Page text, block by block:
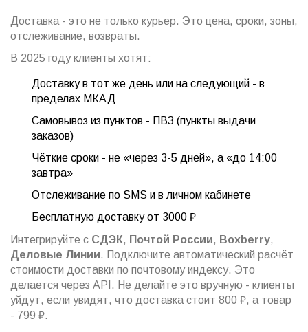
Доставка - это не только курьер. Это цена, сроки, зоны,
отслеживание, возвраты.
В 2025 году клиенты хотят:
Доставку в тот же день или на следующий - в
пределах МКАД
Самовывоз из пунктов - ПВЗ (пункты выдачи
заказов)
Чёткие сроки - не «через 3-5 дней», а «до 14:00
завтра»
Отслеживание по SMS и в личном кабинете
Бесплатную доставку от 3000 ₽
Интегрируйте с СДЭК, Почтой России, Boxberry,
Деловые Линии. Подключите автоматический расчёт
стоимости доставки по почтовому индексу. Это
делается через API. Не делайте это вручную - клиенты
уйдут, если увидят, что доставка стоит 800 ₽, а товар
- 799 ₽.